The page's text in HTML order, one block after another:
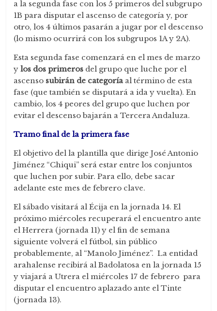
a la segunda fase con los 5 primeros del subgrupo
1B para disputar el ascenso de categoría y, por
otro, los 4 últimos pasarán a jugar por el descenso
(lo mismo ocurrirá con los subgrupos 1A y 2A).
Esta segunda fase comenzará en el mes de marzo
ylos dos primeros del grupo que luche por el
ascenso subirán de categoría al término de esta
fase (que también se disputará a ida y vuelta). En
cambio, los 4 peores del grupo que luchen por
evitar el descenso bajarán a Tercera Andaluza.
Tramo final de la primera fase
El objetivo del la plantilla que dirige José Antonio
Jiménez “Chiqui” será estar entre los conjuntos
que luchen por subir. Para ello, debe sacar
adelante este mes de febrero clave.
El sábado visitará al Écija en la jornada 14. El
próximo miércoles recuperará el encuentro ante
el Herrera (jornada 11) y el fin de semana
siguiente volverá el fútbol, sin público
probablemente, al “Manolo Jiménez”. La entidad
arahalense recibirá al Badolatosa en la jornada 15
y viajará a Utrera el miércoles 17 de febrero para
disputar el encuentro aplazado ante el Tinte
(jornada 13).